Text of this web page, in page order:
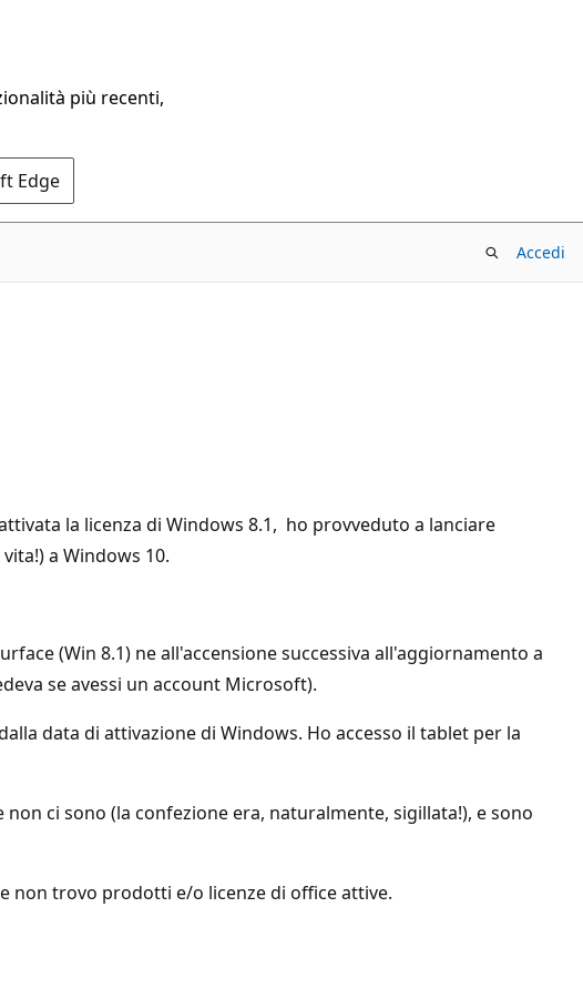
più recenti,
Edge
Accedi
la licenza di Windows 8.1, ho provveduto a lanciare
a Windows 10.
(Win 8.1) ne all'accensione successiva all'aggiornamento a
se avessi un account Microsoft).
data di attivazione di Windows. Ho accesso il tablet per la
ci sono (la confezione era, naturalmente, sigillata!), e sono
non trovo prodotti e/o licenze di office attive.